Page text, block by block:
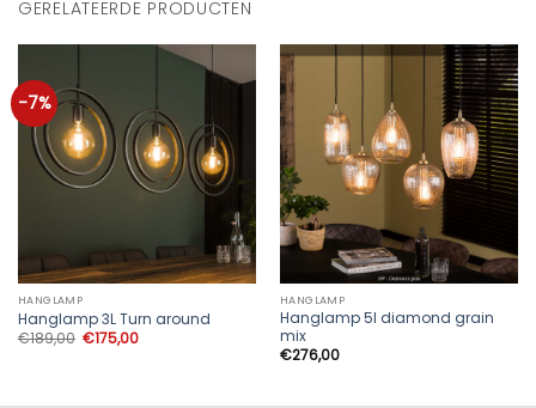
GERELATEERDE PRODUCTEN
-7%
HANGLAMP
Hanglamp 3L Turn around
€189,00 Oorspronkelijke
prijs
€175,00Huidige
HANGLAMP
Hanglamp 5l diamond grain
mix
€276,00